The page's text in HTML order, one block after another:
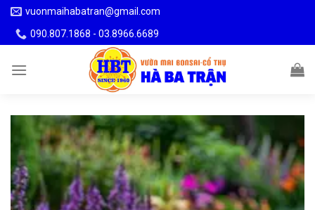
Skip
content
vuonmaihabatran@gmail.com
090.807.1868 - 03.8966.6689